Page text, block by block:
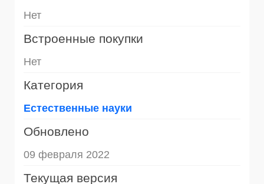
Нет
Встроенные покупки
Нет
Категория
Естественные науки
Обновлено
09 февраля 2022
Текущая версия